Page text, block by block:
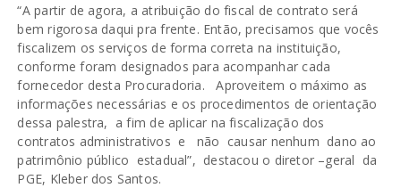
“A partir de agora, a atribuição do fiscal de contrato será
bem rigorosa daqui pra frente. Então, precisamos que vocês
fiscalizem os serviços de forma correta na instituição,
conforme foram designados para acompanhar cada
fornecedor desta Procuradoria. Aproveitem o máximo as
informações necessárias e os procedimentos de orientação
dessa palestra, a fim de aplicar na fiscalização dos
contratos administrativos e não causar nenhum dano ao
patrimônio público estadual”, destacou o diretor –geral da
PGE, Kleber dos Santos.